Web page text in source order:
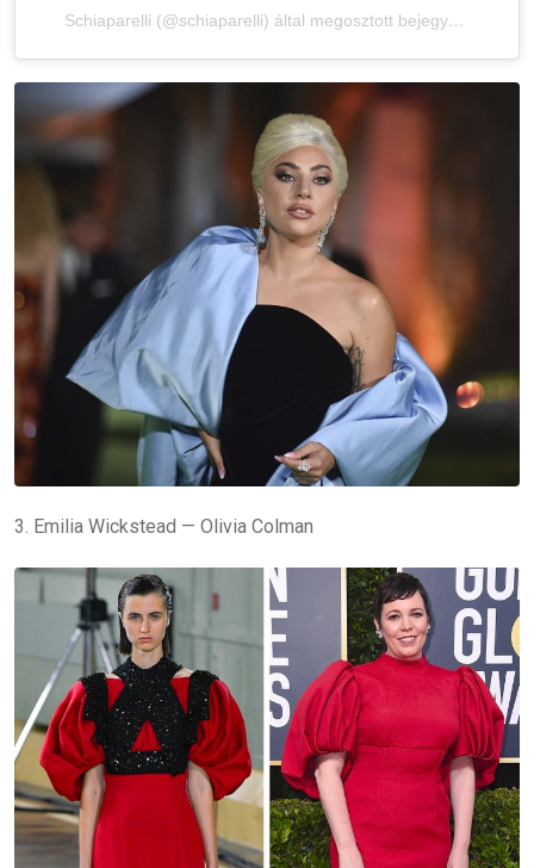
Schiaparelli (@schiaparelli) által megosztott bejegyzés
3. Emilia Wickstead — Olivia Colman